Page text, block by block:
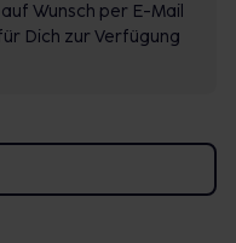
Wunsch per E-Mail
Dich zur Verfügung